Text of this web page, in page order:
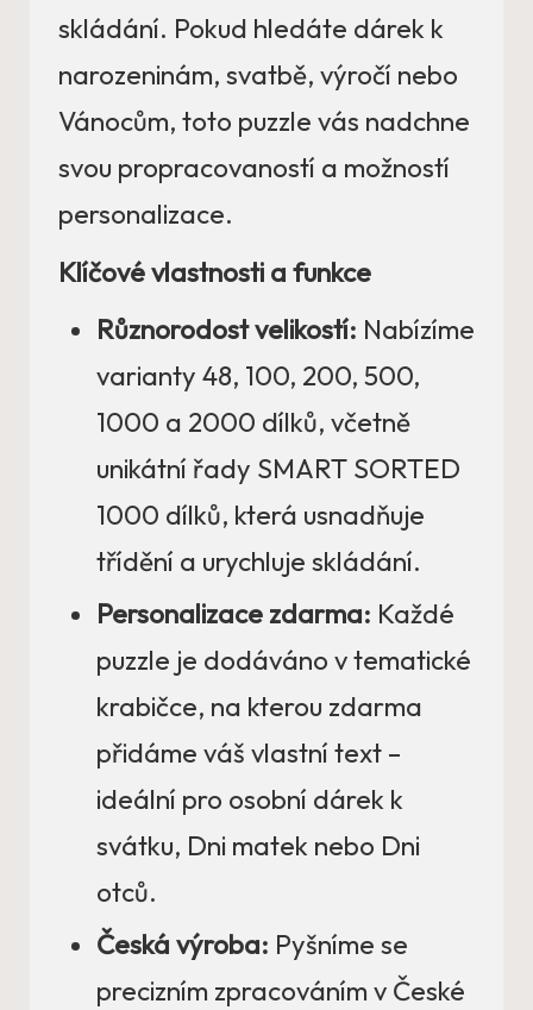
skládání. Pokud hledáte dárek k
narozeninám, svatbě, výročí nebo
Vánocům, toto puzzle vás nadchne
svou propracovaností a možností
personalizace.
Klíčové vlastnosti a funkce
Různorodost velikostí: Nabízíme
varianty 48, 100, 200, 500,
1000 a 2000 dílků, včetně
unikátní řady SMART SORTED
1000 dílků, která usnadňuje
třídění a urychluje skládání.
Personalizace zdarma: Každé
puzzle je dodáváno v tematické
krabičce, na kterou zdarma
přidáme váš vlastní text –
ideální pro osobní dárek k
svátku, Dni matek nebo Dni
otců.
Česká výroba: Pyšníme se
precizním zpracováním v České